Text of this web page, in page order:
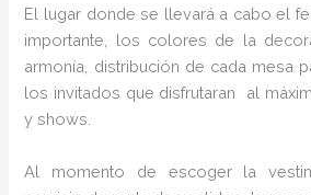
El lugar donde se llevará a cabo el
importante, los colores de la
armonía, distribución de cada mesa
los invitados que disfrutaran al
y shows.
Al momento de escoger la